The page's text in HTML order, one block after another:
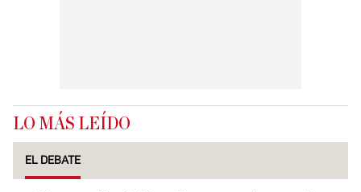
LO MÁS LEÍDO
EL DEBATE